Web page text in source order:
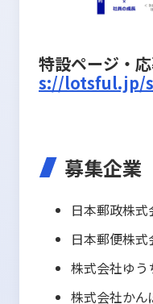
特設ページ・
s://lotsful.jp/
募集企業
日本郵政株式
日本郵便株式
株式会社ゆう
株式会社かん